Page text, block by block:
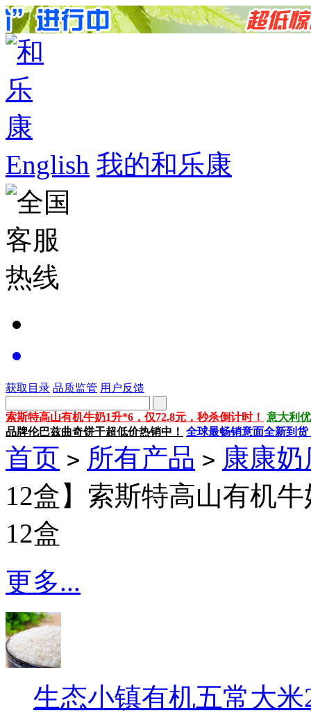
English 我的和乐康
获取目录 品质监管 用户反馈
索斯特高山有机牛奶1升*6，仅72.8元，秒杀倒计时！ 意大利
品牌伦巴兹曲奇饼干超低价热销中！ 全球最畅销意面全新到货
首页 > 所有产品 > 康康奶
12盒】索斯特高山有机
12盒
更多...
生态小镇有机五常大米